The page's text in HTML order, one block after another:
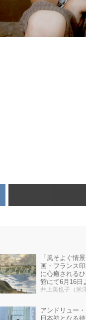
「風そよぐ情
画・フランス
に心癒される
館にて6月16日
催！
井上美也子（米
アンドリュー
日本初となる